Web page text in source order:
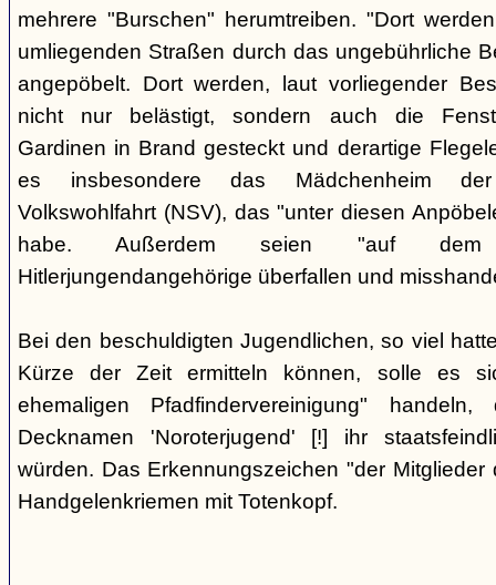
mehrere "Burschen" herumtreiben. "Dort
umliegenden Straßen durch das ungebührliche
angepöbelt. Dort werden, laut vorliegender
nicht nur belästigt, sondern auch die
Gardinen in Brand gesteckt und derartige
es insbesondere das Mädchenheim der
Volkswohlfahrt (NSV), das "unter diesen
habe. Außerdem seien "auf dem
Hitlerjungendangehörige überfallen und
Bei den beschuldigten Jugendlichen, so viel
Kürze der Zeit ermitteln können, solle es
ehemaligen Pfadfindervereinigung"
Decknamen 'Noroterjugend' [!] ihr
würden. Das Erkennungszeichen "der Mitglieder
Handgelenkriemen mit Totenkopf.